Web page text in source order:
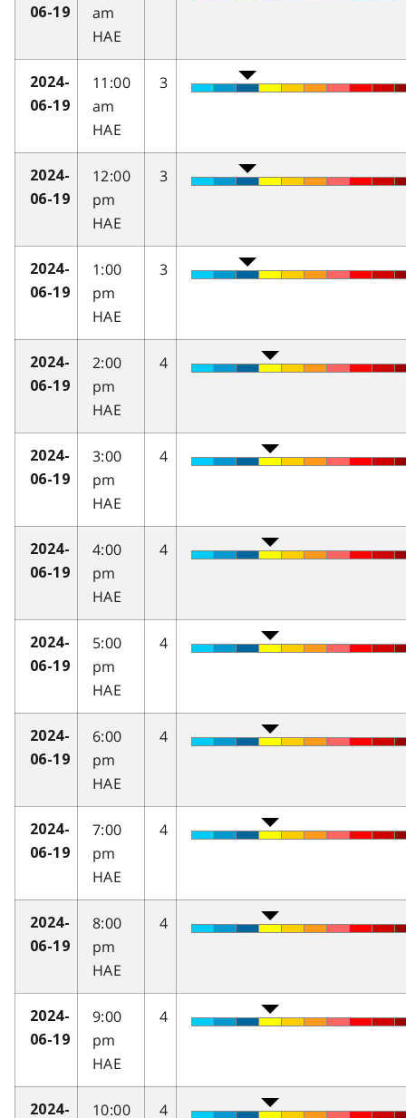
06-19
am
HAE
2024-
06-19
11:00
am
HAE
3
2024-
06-19
12:00
pm
HAE
3
2024-
06-19
1:00
pm
HAE
3
2024-
06-19
2:00
pm
HAE
4
2024-
06-19
3:00
pm
HAE
4
2024-
06-19
4:00
pm
HAE
4
2024-
06-19
5:00
pm
HAE
4
2024-
06-19
6:00
pm
HAE
4
2024-
06-19
7:00
pm
HAE
4
2024-
06-19
8:00
pm
HAE
4
2024-
06-19
9:00
pm
HAE
4
2024- 10:00 4